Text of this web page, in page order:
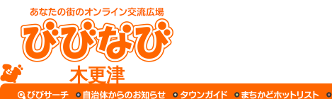
木更津